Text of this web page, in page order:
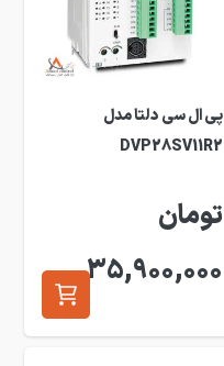
پی ال سی دلتا مدل
DVP28SV11R2
تومان
35,900,000